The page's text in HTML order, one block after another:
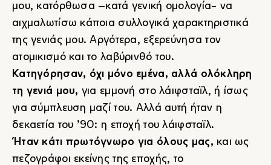
μου, κατόρθωσα –κατά γενική ομολογία- να
αιχμαλωτίσω κάποια συλλογικά χαρακτηριστικά
της γενιάς μου. Αργότερα, εξερεύνησα τον
ατομικισμό και το λαβύρινθό του.
Κατηγόρησαν, όχι μόνο εμένα, αλλά ολόκληρη
τη γενιά μου, για εμμονή στο λάιφσταϊλ, ή ίσως
για σύμπλευση μαζί του. Αλλά αυτή ήταν η
δεκαετία του ’90: η εποχή του λάιφσταϊλ.
Ήταν κάτι πρωτόγνωρο για όλους μας, και ως
πεζογράφοι εκείνης της εποχής, το